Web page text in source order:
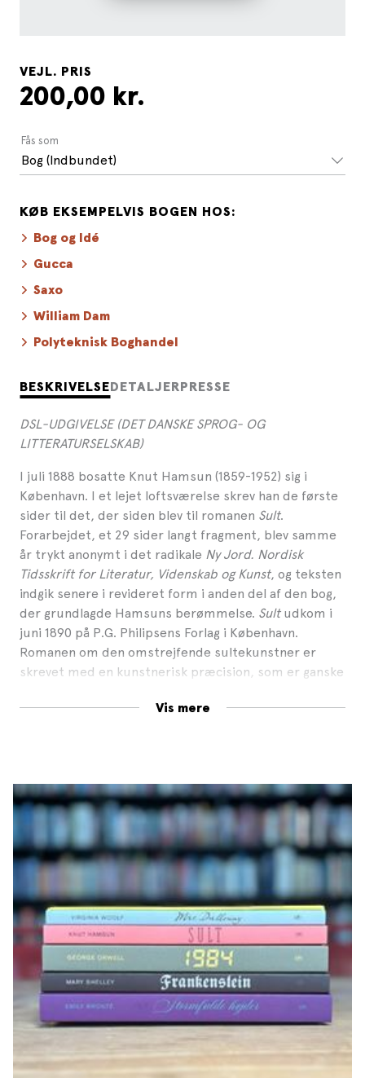
BESKRIVELSE DETALJER PRESSE
DSL-UDGIVELSE (DET DANSKE SPROG- OG
LITTERATURSELSKAB)
I juli 1888 bosatte Knut Hamsun (1859-1952) sig i
København. I et lejet loftsværelse skrev han de første
sider til det, der siden blev til romanen Sult.
Forarbejdet, et 29 sider langt fragment, blev samme
år trykt anonymt i det radikale Ny Jord. Nordisk
Tidsskrift for Literatur, Videnskab og Kunst, og teksten
indgik senere i revideret form i anden del af den bog,
der grundlagde Hamsuns berømmelse. Sult udkom i
juni 1890 på P.G. Philipsens Forlag i København.
Romanen om den omstrejfende sultekunstner er
skrevet med en kunstnerisk præcision, som er ganske
opvækst i fattigdom, mådelige skolegang og hans
energi og fordomme. Et værk, man ikke kan læse uden
at få mærker af det.
MedSultfik Hamsun sit store gennembrud og
placerede sig som en central figur i den moderne
1880’ernes sociale realisme introducerede en ny
psykologisk digtning med vægt på det ubevidste
sjæleliv.Sulter et af den moderne romans første
hovedværker, og dens fortælleteknik, dens stream of
consciouness og dekonstruktion af plottet er
symptomatisk for romanens formhistorie i det 20.
århundrede.
Tekstudgivelse og noter ved Elizabeth Blicher,
Efterskrift ved Peer E. Sørensen og Jesper Gehlert
Vis mere
VEJL. PRIS
200,00 kr.
Fås som
Bog (Indbundet)
KØB EKSEMPELVIS BOGEN HOS:
Bog og Idé
Gucca
Saxo
William Dam
Polyteknisk Boghandel